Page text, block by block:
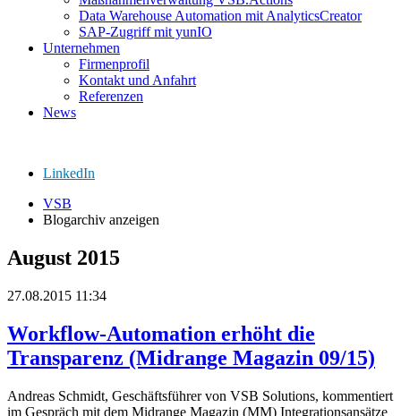
Data Warehouse Automation mit AnalyticsCreator
SAP-Zugriff mit yunIO
Unternehmen
Firmenprofil
Kontakt und Anfahrt
Referenzen
News
LinkedIn
VSB
Blogarchiv anzeigen
August 2015
27.08.2015 11:34
Workflow-Automation erhöht die
Transparenz (Midrange Magazin 09/15)
Andreas Schmidt, Geschäftsführer von VSB Solutions, kommentiert
im Gespräch mit dem Midrange Magazin (MM) Integrationsansätze